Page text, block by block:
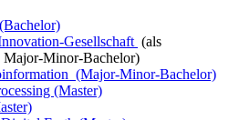
Gesellschaft (als
Major-Minor-Bachelor)
(Major-Minor-Bachelor)
(Master)